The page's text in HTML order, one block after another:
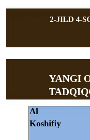
2-JILD 4-
YANGI
Al
Koshifiy